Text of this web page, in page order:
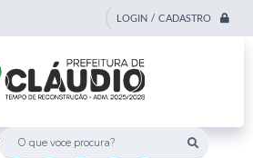
LOGIN / CADASTRO